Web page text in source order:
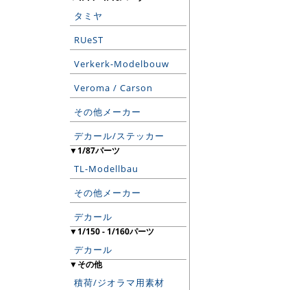
タミヤ
RUeST
Verkerk-Modelbouw
Veroma / Carson
その他メーカー
デカール/ステッカー
▼1/87パーツ
TL-Modellbau
その他メーカー
デカール
▼1/150 - 1/160パーツ
デカール
▼その他
積荷/ジオラマ用素材